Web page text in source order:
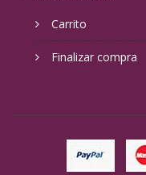
Carrito
Finalizar compra